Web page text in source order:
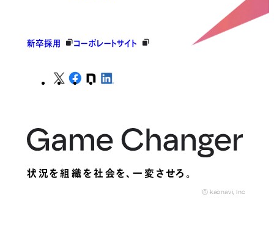
新卒採用 コーポレートサイト
状況を組織を社会を、一変させろ。
© kaonavi, Inc